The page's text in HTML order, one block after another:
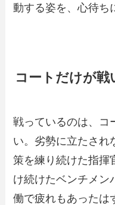
動する姿を、心待ち
コートだけが
戦っているのは、コ
い。劣勢に立たされ
策を練り続けた指揮
け続けたベンチメン
働で疲れもあったは